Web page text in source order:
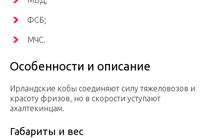
ФСБ;
МЧС.
Особенности и описание
Ирландские кобы соединяют силу тяжеловозов и
красоту фризов, но в скорости уступают
ахалтекинцам.
Габариты и вес